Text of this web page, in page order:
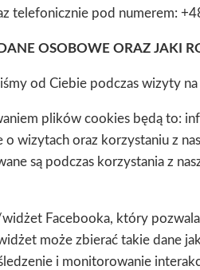
telefonicznie pod numerem:
OSOBOWE ORAZ JAKI
od Ciebie podczas wizyty
plików cookies będą to:
wizytach oraz korzystaniu z
są podczas korzystania z
Facebooka, który
może zbierać takie dane
i monitorowanie